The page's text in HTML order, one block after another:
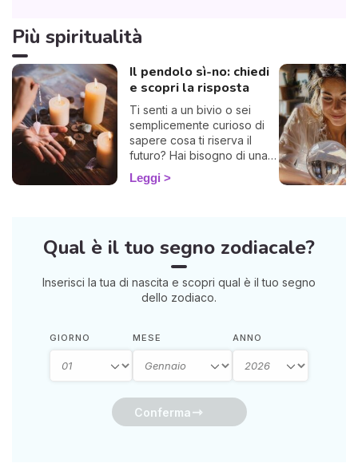
Più spiritualità
Il pendolo sì-no: chiedi
e scopri la risposta
Ti senti a un bivio o sei
semplicemente curioso di
sapere cosa ti riserva il
futuro? Hai bisogno di una
risposta chiara? Allora sei
nel posto giusto! Ti invito a
risposte affermative o
negative. Che tu sia alle
prime armi o già un devoto,
potrebbe illuminarti in modo
Leggi
Qual è il tuo segno zodiacale?
Inserisci la tua di nascita e scopri qual è il tuo segno
dello zodiaco.
GIORNO MESE ANNO
Conferma